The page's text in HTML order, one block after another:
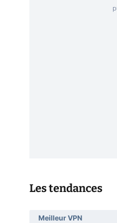
Les tendances
Meilleur VPN